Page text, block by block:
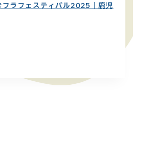
ラフェスティバル2025｜鹿児